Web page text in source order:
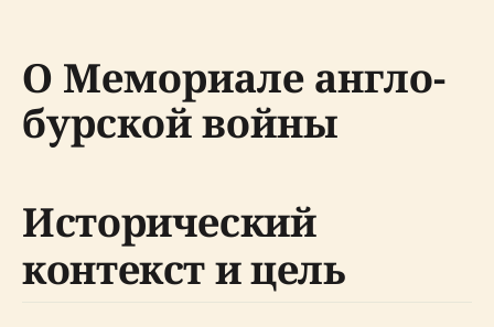
О Мемориале англо-
бурской войны
Исторический
контекст и цель